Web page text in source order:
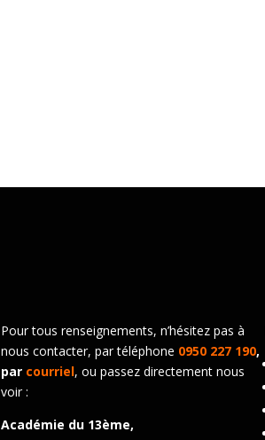
Pour tous renseignements, n’hésitez pas à
nous contacter, par téléphone 0950 227 190,
par courriel, ou passez directement nous
voir :
Académie du 13ème,